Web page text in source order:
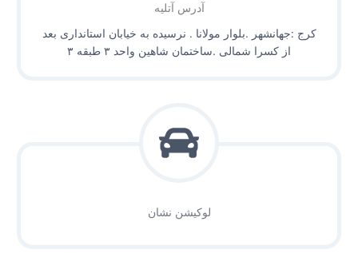
آدرس آتلیه
کرج :جهانشهر .بلوار مولانا . نرسیده به خیابان استانداری بعد
از کسرا شمالی .ساختمان شاهین واحد ۳ طبقه ۳
لوکیشن نشان